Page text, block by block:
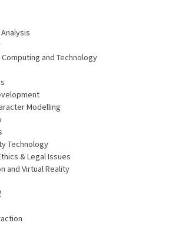
and Technology
Modelling
Technology
& Legal Issues
and Virtual Reality